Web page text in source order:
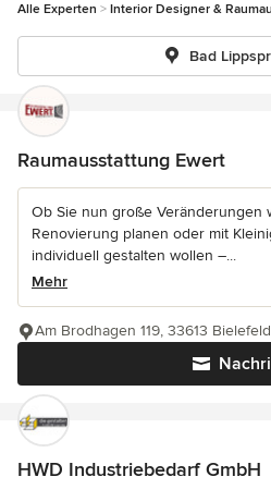
Alle Experten Interior Designer &
Bad
Raumausstattung Ewert
Ob Sie nun große Veränderungen
Renovierung planen oder mit
individuell gestalten wollen –...
Mehr
Am Brodhagen 119, 33613 Bielefeld
HWD Industriebedarf GmbH